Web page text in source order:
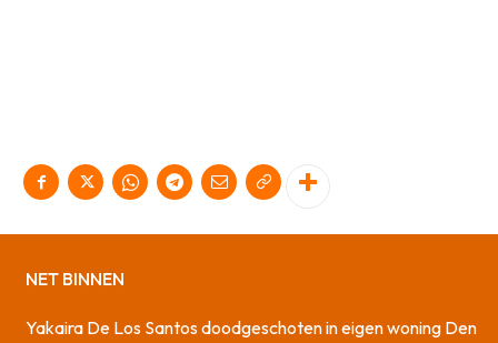
NET BINNEN
Yakaira De Los Santos doodgeschoten in eigen woning Den